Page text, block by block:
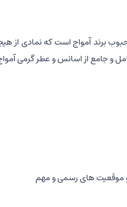
برند آمواج است که نمادی از
جامع از اسانس و عطر گرمی آمواج
های رسمی و مهم